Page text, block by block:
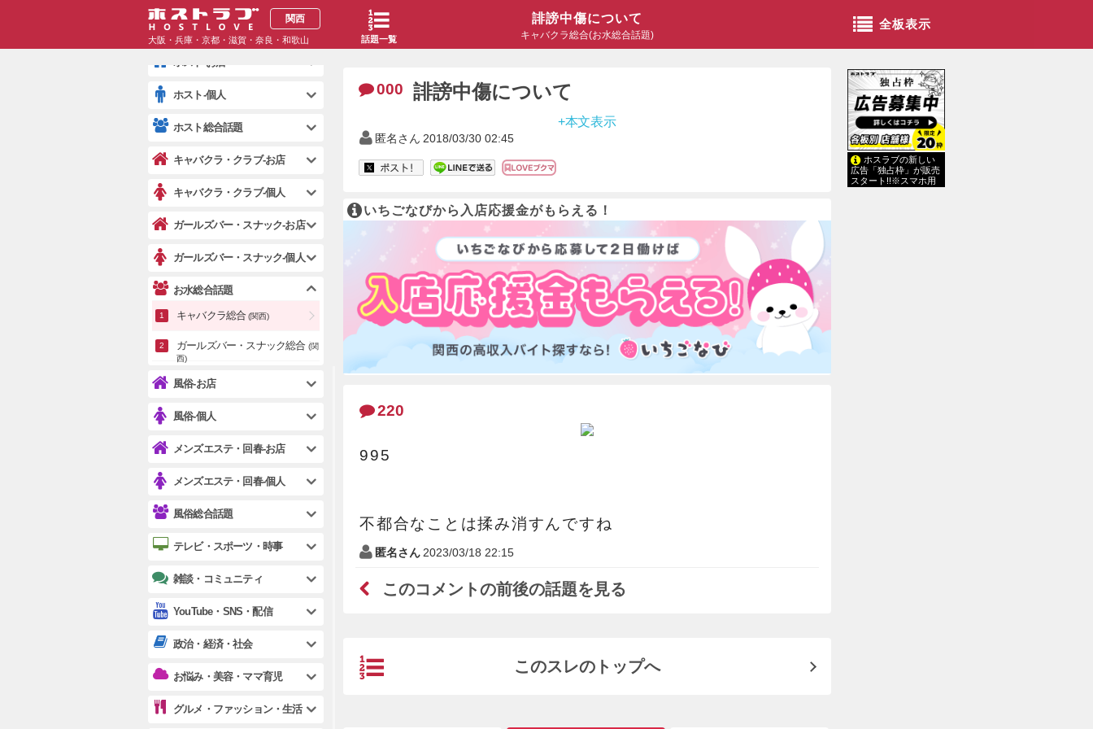
誹謗中傷について
キャバクラ総合(お水総合話題)
話題一覧
関西
大阪・兵庫・京都・滋賀・奈良・和歌山
全板表示
000 誹謗中傷について
+本文表示
匿名さん 2018/03/30 02:45
いちごなびから入店応援金がもらえる！
220
995
不都合なことは揉み消すんですね
匿名さん 2023/03/18 22:15
このコメントの前後の話題を見る
このスレのトップへ
ホスラブの新しい
広告「独占枠」が販売
スタート!!※スマホ用
YouTuber・ユーチューブ (全国)
YouTube・SNS・配信
ホスト-お店
ホスト-個人
ホスト総合話題
キャバクラ・クラブ-お店
キャバクラ・クラブ-個人
ガールズバー・スナック-お店
ガールズバー・スナック-個人
お水総合話題
キャバクラ総合 (関西)
ガールズバー・スナック総合 (関
西)
風俗-お店
風俗-個人
メンズエステ・回春-お店
メンズエステ・回春-個人
風俗総合話題
テレビ・スポーツ・時事
雑談・コミュニティ
YouTube・SNS・配信
政治・経済・社会
お悩み・美容・ママ育児
グルメ・ファッション・生活